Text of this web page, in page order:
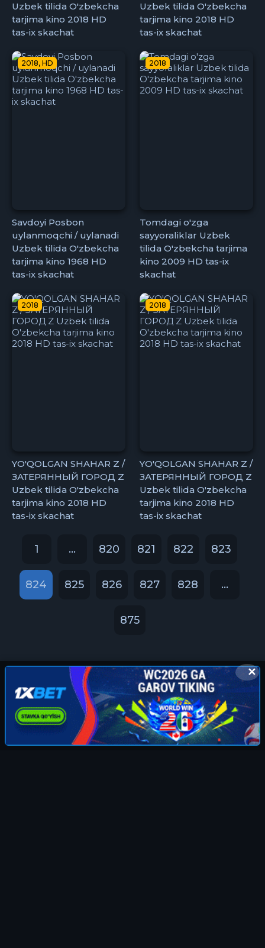
Uzbek tilida O'zbekcha
tarjima kino 2018 HD
tas-ix skachat
Uzbek tilida O'zbekcha
tarjima kino 2018 HD
tas-ix skachat
2018, HD
Savdoyi Posbon
uylanmoqchi / uylanadi
Uzbek tilida O'zbekcha
tarjima kino 1968 HD
tas-ix skachat
2018
Tomdagi o'zga
sayyoraliklar Uzbek
tilida O'zbekcha tarjima
kino 2009 HD tas-ix
skachat
2018
YO'QOLGAN SHAHAR Z /
ЗАТЕРЯННЫЙ ГОРОД Z
Uzbek tilida O'zbekcha
tarjima kino 2018 HD
tas-ix skachat
2018
YO'QOLGAN SHAHAR Z /
ЗАТЕРЯННЫЙ ГОРОД Z
Uzbek tilida O'zbekcha
tarjima kino 2018 HD
tas-ix skachat
1 ... 820 821 822 823
824 825 826 827 828 ...
875
✕